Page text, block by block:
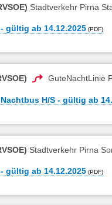
Stadtverkehr Pirna
gültig ab 14.12.2025
GuteNachtLinie
H/S - gültig ab
Stadtverkehr Pirna
gültig ab 14.12.2025